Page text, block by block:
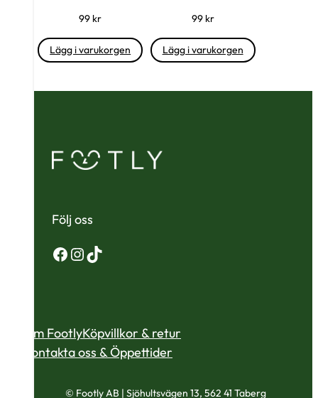
99 kr
Lägg i varukorgen
99 kr
Lägg i varukorgen
Följ oss
Facebook
Instagram
TikTok
Om FootlyKöpvillkor & retur
Kontakta oss & Öppettider
© Footly AB | Sjöhultsvägen 13, 562 41 Taberg